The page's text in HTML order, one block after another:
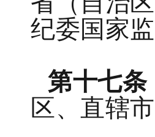
纪委国家监
第十七条
区、直辖